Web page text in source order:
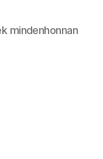
mindenhonnan